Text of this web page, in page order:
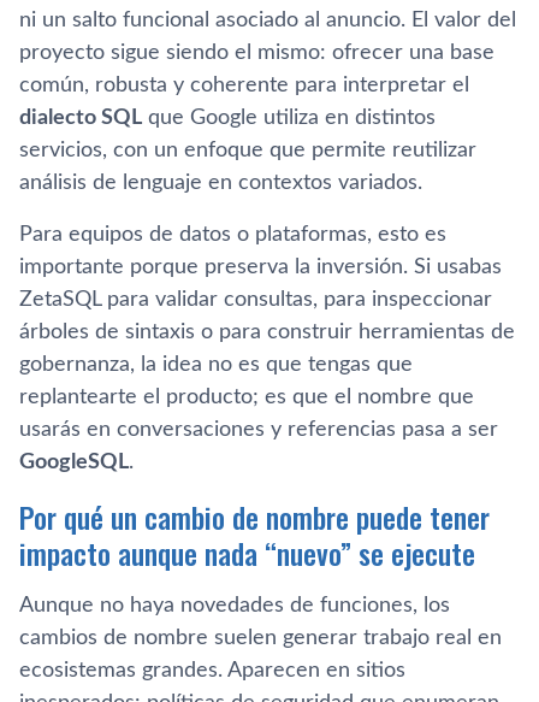
ni un salto funcional asociado al anuncio. El valor del
proyecto sigue siendo el mismo: ofrecer una base
común, robusta y coherente para interpretar el
dialecto SQL que Google utiliza en distintos
servicios, con un enfoque que permite reutilizar
análisis de lenguaje en contextos variados.
Para equipos de datos o plataformas, esto es
importante porque preserva la inversión. Si usabas
ZetaSQL para validar consultas, para inspeccionar
árboles de sintaxis o para construir herramientas de
gobernanza, la idea no es que tengas que
replantearte el producto; es que el nombre que
usarás en conversaciones y referencias pasa a ser
GoogleSQL.
Por qué un cambio de nombre puede tener
impacto aunque nada “nuevo” se ejecute
Aunque no haya novedades de funciones, los
cambios de nombre suelen generar trabajo real en
ecosistemas grandes. Aparecen en sitios